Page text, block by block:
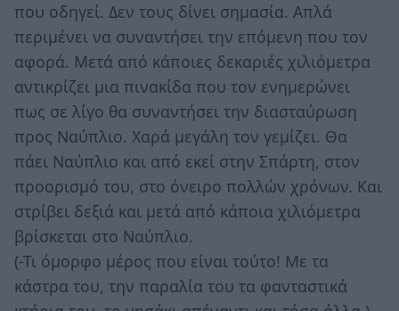
που οδηγεί. Δεν τους δίνει σημασία. Απλά
περιμένει να συναντήσει την επόμενη που τον
αφορά. Μετά από κάποιες δεκαριές χιλιόμετρα
αντικρίζει μια πινακίδα που τον ενημερώνει
πως σε λίγο θα συναντήσει την διασταύρωση
προς Ναύπλιο. Χαρά μεγάλη τον γεμίζει. Θα
πάει Ναύπλιο και από εκεί στην Σπάρτη, στον
προορισμό του, στο όνειρο πολλών χρόνων. Και
στρίβει δεξιά και μετά από κάποια χιλιόμετρα
βρίσκεται στο Ναύπλιο.
(-Τι όμορφο μέρος που είναι τούτο! Με τα
κάστρα του, την παραλία του τα φανταστικά